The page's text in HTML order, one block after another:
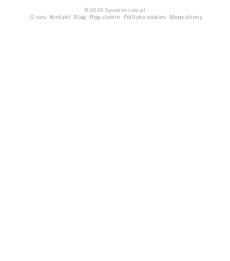
© 2026 Synonim.com.pl
· O nas · Kontakt · Blog · Regulamin · Polityka cookies · Mapa strony